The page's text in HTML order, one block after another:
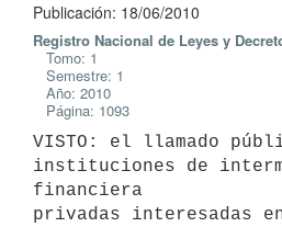
Publicación: 18/06/2010
Registro Nacional de Leyes y
Tomo: 1
Semestre: 1
Año: 2010
Página: 1093
VISTO: el llamado
instituciones de
financiera
privadas interesadas